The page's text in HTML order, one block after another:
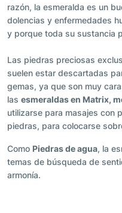
razón, la esmeralda es un
dolencias y enfermedades
y porque toda su sustancia
Las piedras preciosas
suelen estar descartadas
gemas, ya que son muy
las esmeraldas en Matrix,
utilizarse para masajes con
piedras, para colocarse
Como Piedras de agua, la
temas de búsqueda de
armonía.